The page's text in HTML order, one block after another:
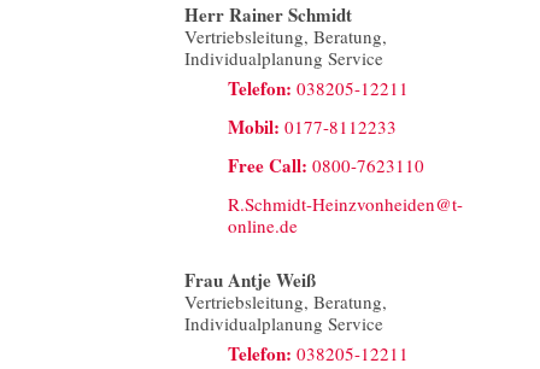
Herr Rainer Schmidt
Vertriebsleitung, Beratung,
Individualplanung Service
Telefon: 038205-12211
Mobil: 0177-8112233
Free Call: 0800-7623110
R.Schmidt-Heinzvonheiden@t-
online.de
Frau Antje Weiß
Vertriebsleitung, Beratung,
Individualplanung Service
Telefon: 038205-12211